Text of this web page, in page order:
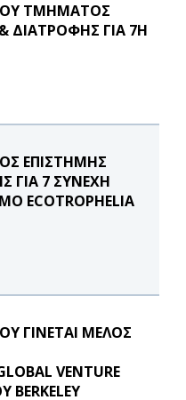
ΤΜΗΜΑΤΟΣ
ΔΙΑΤΡΟΦΗΣ ΓΙΑ 7Η
ΕΠΙΣΤΗΜΗΣ
ΓΙΑ 7 ΣΥΝΕΧΗ
ECOTROPHELIA
ΓΙΝΕΤΑΙ ΜΕΛΟΣ
VENTURE